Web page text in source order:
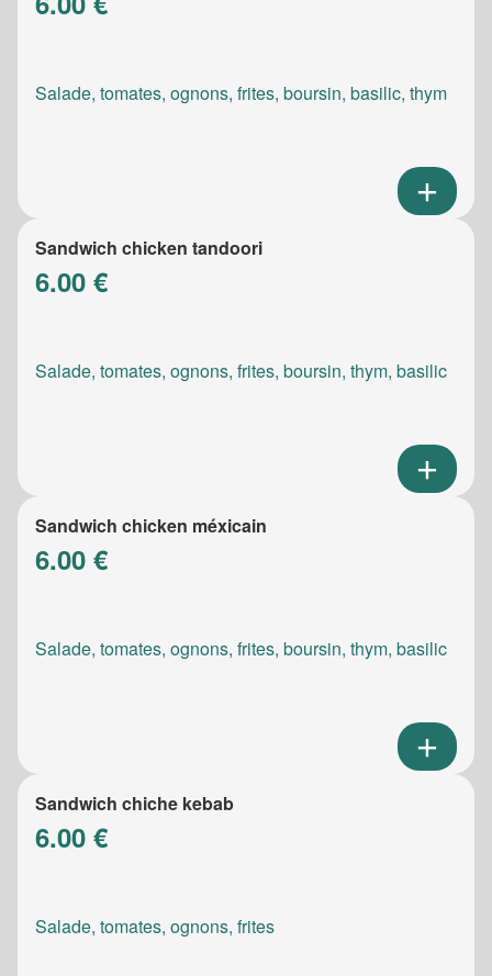
Salade, tomates, ognons, frites, boursin, basilic, thym
Sandwich chicken tandoori
6.00 €
Salade, tomates, ognons, frites, boursin, thym, basilic
Sandwich chicken méxicain
6.00 €
Salade, tomates, ognons, frites, boursin, thym, basilic
Sandwich chiche kebab
6.00 €
Salade, tomates, ognons, frites